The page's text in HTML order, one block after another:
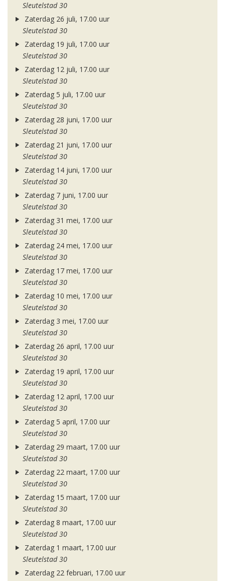
Sleutelstad 30
Zaterdag 26 juli, 17.00 uur
Sleutelstad 30
Zaterdag 19 juli, 17.00 uur
Sleutelstad 30
Zaterdag 12 juli, 17.00 uur
Sleutelstad 30
Zaterdag 5 juli, 17.00 uur
Sleutelstad 30
Zaterdag 28 juni, 17.00 uur
Sleutelstad 30
Zaterdag 21 juni, 17.00 uur
Sleutelstad 30
Zaterdag 14 juni, 17.00 uur
Sleutelstad 30
Zaterdag 7 juni, 17.00 uur
Sleutelstad 30
Zaterdag 31 mei, 17.00 uur
Sleutelstad 30
Zaterdag 24 mei, 17.00 uur
Sleutelstad 30
Zaterdag 17 mei, 17.00 uur
Sleutelstad 30
Zaterdag 10 mei, 17.00 uur
Sleutelstad 30
Zaterdag 3 mei, 17.00 uur
Sleutelstad 30
Zaterdag 26 april, 17.00 uur
Sleutelstad 30
Zaterdag 19 april, 17.00 uur
Sleutelstad 30
Zaterdag 12 april, 17.00 uur
Sleutelstad 30
Zaterdag 5 april, 17.00 uur
Sleutelstad 30
Zaterdag 29 maart, 17.00 uur
Sleutelstad 30
Zaterdag 22 maart, 17.00 uur
Sleutelstad 30
Zaterdag 15 maart, 17.00 uur
Sleutelstad 30
Zaterdag 8 maart, 17.00 uur
Sleutelstad 30
Zaterdag 1 maart, 17.00 uur
Sleutelstad 30
Zaterdag 22 februari, 17.00 uur